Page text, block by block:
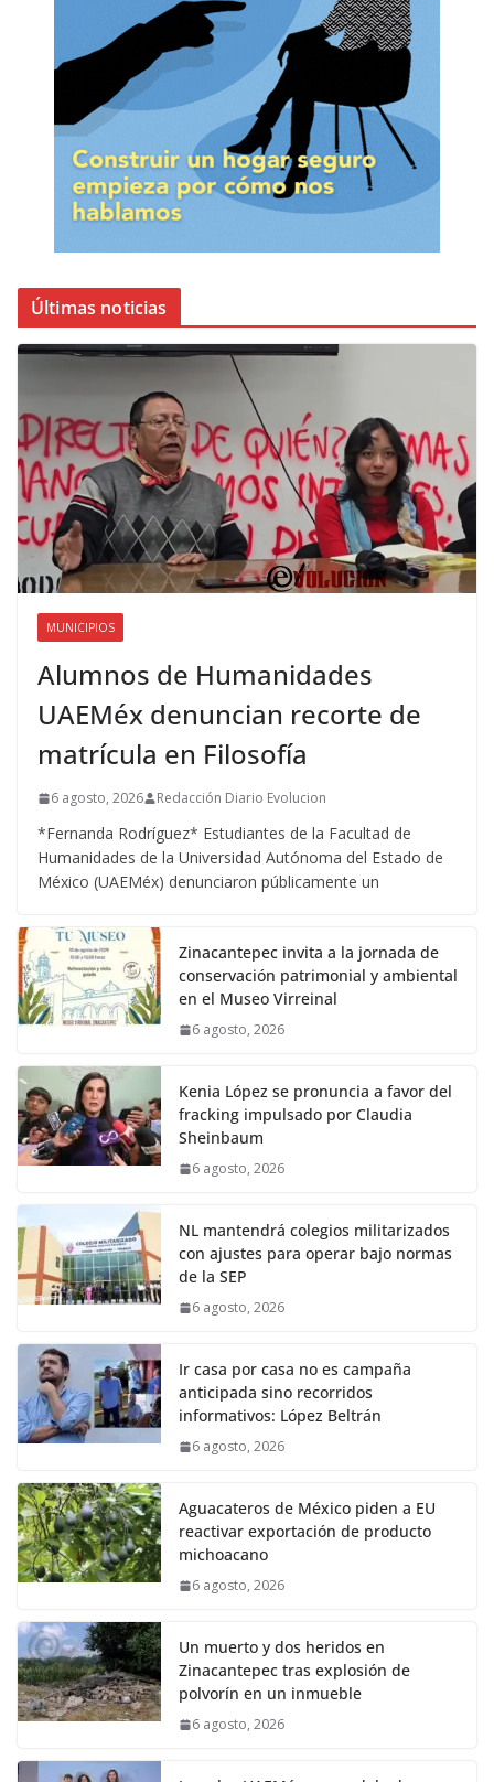
Últimas noticias
MUNICIPIOS
Alumnos de Humanidades
UAEMéx denuncian recorte de
matrícula en Filosofía
6 agosto, 2026 Redacción Diario Evolucion
*Fernanda Rodríguez* Estudiantes de la Facultad de
Humanidades de la Universidad Autónoma del Estado de
México (UAEMéx) denunciaron públicamente un
Zinacantepec invita a la jornada de
conservación patrimonial y ambiental
en el Museo Virreinal
6 agosto, 2026
Kenia López se pronuncia a favor del
fracking impulsado por Claudia
Sheinbaum
6 agosto, 2026
NL mantendrá colegios militarizados
con ajustes para operar bajo normas
de la SEP
6 agosto, 2026
Ir casa por casa no es campaña
anticipada sino recorridos
informativos: López Beltrán
6 agosto, 2026
Aguacateros de México piden a EU
reactivar exportación de producto
michoacano
6 agosto, 2026
Un muerto y dos heridos en
Zinacantepec tras explosión de
polvorín en un inmueble
6 agosto, 2026